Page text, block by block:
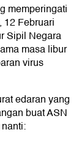
memperingati
12 Februari
Sipil Negara
masa libur
virus
edaran yang
buat ASN